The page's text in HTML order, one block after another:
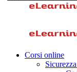
Corsi online